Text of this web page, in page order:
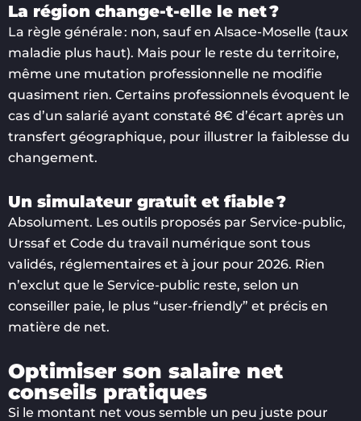
La région change-t-elle le net ?
La règle générale : non, sauf en Alsace-Moselle (taux
maladie plus haut). Mais pour le reste du territoire,
même une mutation professionnelle ne modifie
quasiment rien. Certains professionnels évoquent le
cas d’un salarié ayant constaté 8€ d’écart après un
transfert géographique, pour illustrer la faiblesse du
changement.
Un simulateur gratuit et fiable ?
Absolument. Les outils proposés par Service-public,
Urssaf et Code du travail numérique sont tous
validés, réglementaires et à jour pour 2026. Rien
n’exclut que le Service-public reste, selon un
conseiller paie, le plus “user-friendly” et précis en
matière de net.
Optimiser son salaire net
conseils pratiques
Si le montant net vous semble un peu juste pour